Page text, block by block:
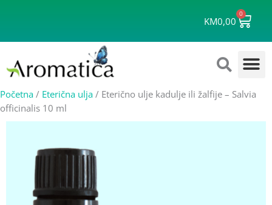
KM0,00
0
Cart
Početna / Eterična ulja / Eterično ulje kadulje ili žalfije – Salvia
officinalis 10 ml